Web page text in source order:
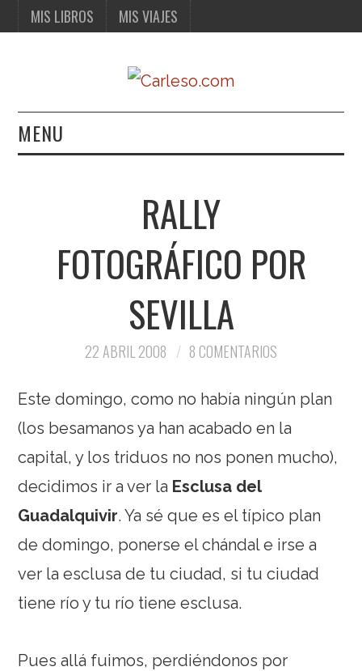
MIS LIBROS MIS VIAJES
MENU
RALLY
FOTOGRÁFICO POR
SEVILLA
22 ABRIL 2008 8 COMENTARIOS
Este domingo, como no había ningún plan
(los besamanos ya han acabado en la
capital, y los triduos no nos ponen mucho),
decidimos ir a ver la Esclusa del
Guadalquivir. Ya sé que es el típico plan
de domingo, ponerse el chándal e irse a
ver la esclusa de tu ciudad, si tu ciudad
tiene río y tu río tiene esclusa.
Pues allá fuimos, perdiéndonos por